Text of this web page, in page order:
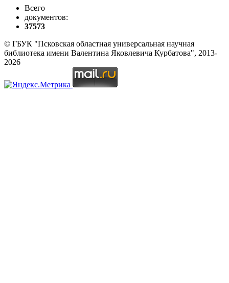
Всего
документов:
37573
© ГБУК "Псковская областная универсальная научная
библиотека имени Валентина Яковлевича Курбатова", 2013-
2026